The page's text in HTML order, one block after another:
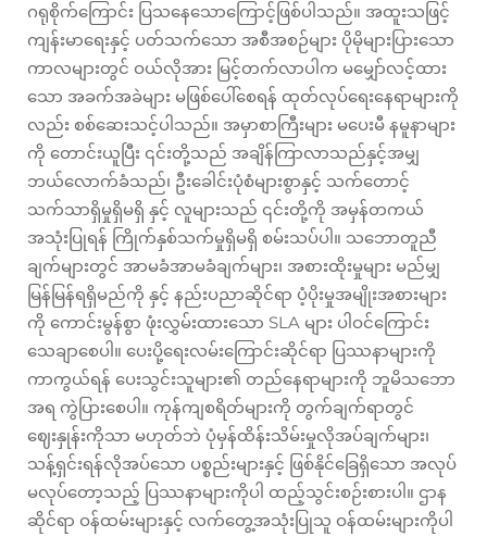
ဂရုစိုက်ကြောင်း ပြသနေသောကြောင့်ဖြစ်ပါသည်။ အထူးသဖြင့်
ကျန်းမာရေးနှင့် ပတ်သက်သော အစီအစဉ်များ ပိုမိုများပြားသော
ကာလများတွင် ဝယ်လိုအား မြင့်တက်လာပါက မမျှော်လင့်ထား
သော အခက်အခဲများ မဖြစ်ပေါ်စေရန် ထုတ်လုပ်ရေးနေရာများကို
လည်း စစ်ဆေးသင့်ပါသည်။ အမှာစာကြီးများ မပေးမီ နမူနာများ
ကို တောင်းယူပြီး ၎င်းတို့သည် အချိန်ကြာလာသည်နှင့်အမျှ
ဘယ်လောက်ခံသည်၊ ဦးခေါင်းပုံစံများစွာနှင့် သက်တောင့်
သက်သာရှိမှုရှိမရှိ နှင့် လူများသည် ၎င်းတို့ကို အမှန်တကယ်
အသုံးပြုရန် ကြိုက်နှစ်သက်မှုရှိမရှိ စမ်းသပ်ပါ။ သဘောတူညီ
ချက်များတွင် အာမခံအာမခံချက်များ၊ အစားထိုးမှုများ မည်မျှ
မြန်မြန်ရရှိမည်ကို နှင့် နည်းပညာဆိုင်ရာ ပံ့ပိုးမှုအမျိုးအစားများ
ကို ကောင်းမွန်စွာ ဖုံးလွှမ်းထားသော SLA များ ပါဝင်ကြောင်း
သေချာစေပါ။ ပေးပို့ရေးလမ်းကြောင်းဆိုင်ရာ ပြဿနာများကို
ကာကွယ်ရန် ပေးသွင်းသူများ၏ တည်နေရာများကို ဘူမိသဘော
အရ ကွဲပြားစေပါ။ ကုန်ကျစရိတ်များကို တွက်ချက်ရာတွင်
ဈေးနှုန်းကိုသာ မဟုတ်ဘဲ ပုံမှန်ထိန်းသိမ်းမှုလိုအပ်ချက်များ၊
သန့်ရှင်းရန်လိုအပ်သော ပစ္စည်းများနှင့် ဖြစ်နိုင်ခြေရှိသော အလုပ်
မလုပ်တော့သည့် ပြဿနာများကိုပါ ထည့်သွင်းစဉ်းစားပါ။ ဌာန
ဆိုင်ရာ ဝန်ထမ်းများနှင့် လက်တွေ့အသုံးပြုသူ ဝန်ထမ်းများကိုပါ